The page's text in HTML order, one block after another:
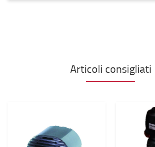
Articoli consigliati